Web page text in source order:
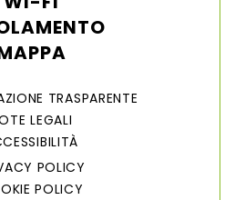
TRASPARENTE
LEGALI
POLICY
POLICY